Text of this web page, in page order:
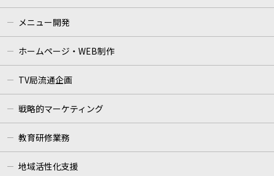
メニュー開発
ホームページ・WEB制作
TV局流通企画
戦略的マーケティング
教育研修業務
地域活性化支援